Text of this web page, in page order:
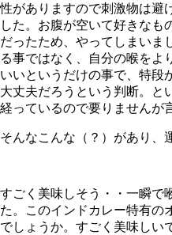
性がありますので刺激物は避
した。お腹が空いて好きなも
だったため、やってしまいま
る事ではなく、自分の喉をよ
いいというだけの事で、特段
大丈夫だろうという判断。と
経っているので要りませんが
そんなこんな（？）があり、
すごく美味しそう・・一瞬で
た。このインドカレー特有の
でしょうか。すごく美味しい